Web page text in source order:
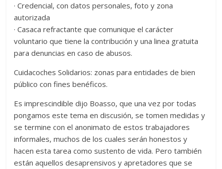
· Credencial, con datos personales, foto y zona
autorizada
· Casaca refractante que comunique el carácter
voluntario que tiene la contribución y una linea gratuita
para denuncias en caso de abusos.
Cuidacoches Solidarios: zonas para entidades de bien
público con fines benéficos.
Es imprescindible dijo Boasso, que una vez por todas
pongamos este tema en discusión, se tomen medidas y
se termine con el anonimato de estos trabajadores
informales, muchos de los cuales serán honestos y
hacen esta tarea como sustento de vida. Pero también
están aquellos desaprensivos y apretadores que se